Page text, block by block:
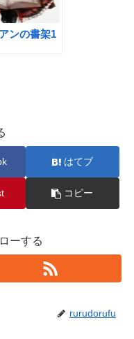
ンの書架1
はてブ
コピー
ーする
rurudorufu